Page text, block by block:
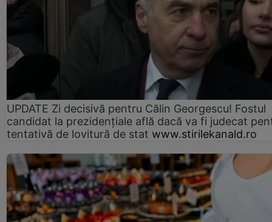
UPDATE Zi decisivă pentru Călin Georgescu! Fostul
candidat la prezidențiale află dacă va fi judecat
tentativă de lovitură de stat www.stirilekanald.ro